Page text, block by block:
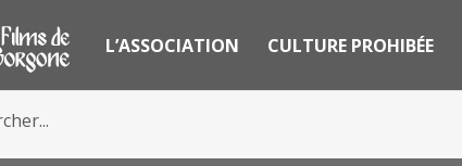
L’ASSOCIATION CULTURE PROHIBÉE